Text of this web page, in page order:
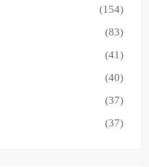
(154)
(83)
(41)
(40)
(37)
(37)